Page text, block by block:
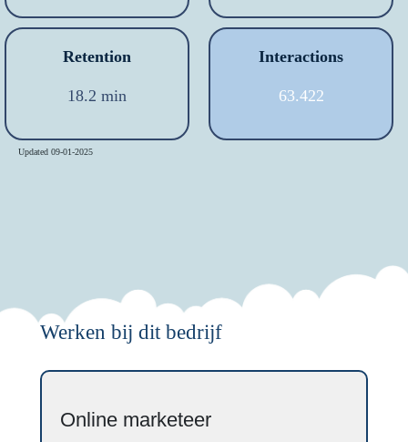
Retention
18.2 min
Interactions
63.422
Updated 09-01-2025
Werken bij dit bedrijf
Online marketeer